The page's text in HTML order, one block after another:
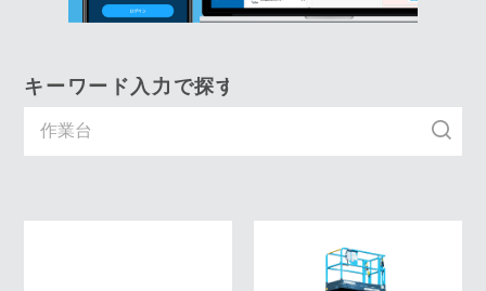
キーワード入力で探す